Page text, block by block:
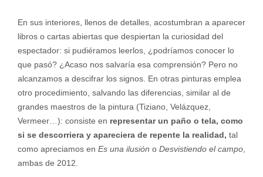
En sus interiores, llenos de detalles, acostumbran a aparecer
libros o cartas abiertas que despiertan la curiosidad del
espectador: si pudiéramos leerlos, ¿podríamos conocer lo
que pasó? ¿Acaso nos salvaría esa comprensión? Pero no
alcanzamos a descifrar los signos. En otras pinturas emplea
otro procedimiento, salvando las diferencias, similar al de
grandes maestros de la pintura (Tiziano, Velázquez,
Vermeer…): consiste en representar un paño o tela, como
si se descorriera y apareciera de repente la realidad, tal
como apreciamos en Es una ilusión o Desvistiendo el campo,
ambas de 2012.